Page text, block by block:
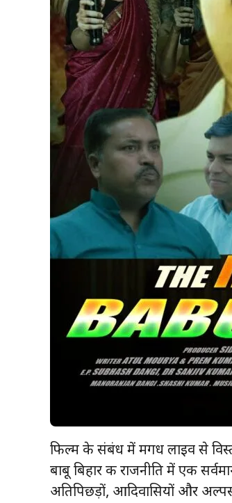
फिल्म के संबंध में मगध लाइव से
बाबू बिहार की राजनीति में एक
अतिपिछड़ों, आदिवासियों और